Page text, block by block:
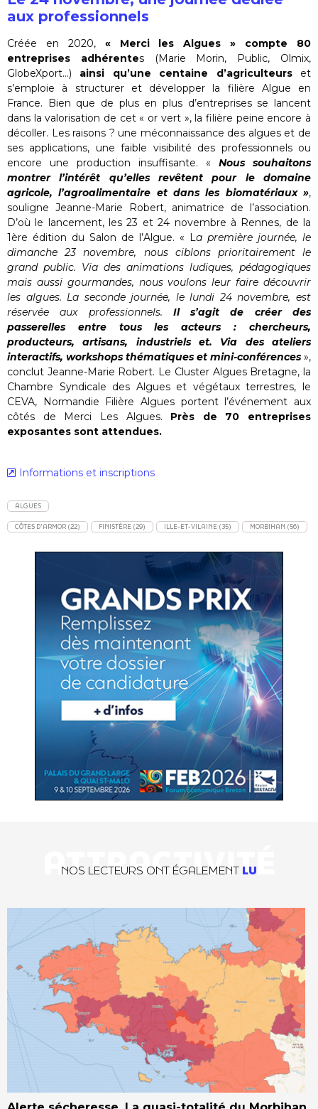
aux professionnels
Créée en 2020, « Merci les Algues » compte 80
entreprises adhérentes (Marie Morin, Public, Olmix,
GlobeXport…) ainsi qu’une centaine d’agriculteurset
s’emploie à structurer et développer la filière Algue en
France. Bien que de plus en plus d’entreprises se lancent
dans la valorisation de cet « or vert », la filière peine encore à
décoller. Les raisons ? une méconnaissance des algues et de
ses applications, une faible visibilité des professionnels ou
encore une production insuffisante. « Nous souhaitons
montrer l’intérêt qu’elles revêtent pour le domaine
agricole, l’agroalimentaire et dans les biomatériaux »,
souligne Jeanne-Marie Robert, animatrice de l’association.
D’où le lancement, les 23 et 24 novembre à Rennes, de la
1ère édition du Salon de l’Algue. « L a première journée, le
dimanche 23 novembre, nous ciblons prioritairement le
grand public. Via des animations ludiques, pédagogiques
mais aussi gourmandes, nous voulons leur faire découvrir
les algues. La seconde journée, le lundi 24 novembre, est
réservée aux professionnels. Il s’agit de créer des
passerelles entre tous les acteurs : chercheurs,
producteurs, artisans, industriels et. Via des ateliers
interactifs, workshops thématiques et mini-conférences »,
conclut Jeanne-Marie Robert. Le Cluster Algues Bretagne, la
Chambre Syndicale des Algues et végétaux terrestres, le
CEVA, Normandie Filière Algues portent l’événement aux
côtés de Merci Les Algues. Près de 70 entreprises
exposantes sont attendues.
Informations et inscriptions
ALGUES
CÔTES D'ARMOR (22) FINISTÈRE (29) ILLE-ET-VILAINE (35) MORBIHAN (56)
ATTRACTIVITÉ
NOS LECTEURS ONT ÉGALEMENT LU